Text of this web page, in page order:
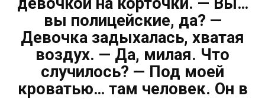
девочкой на корточки. — Вы…
вы полицейские, да? —
Девочка задыхалась, хватая
воздух. — Да, милая. Что
случилось? — Под моей
кроватью… там человек. Он в